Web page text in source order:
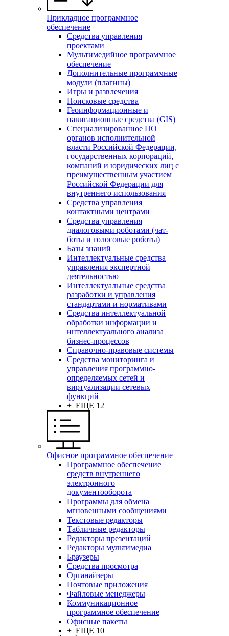
Прикладное программное
обеспечение
Средства управления
проектами
Мультимедийное программное
обеспечение
Дополнительные программные
модули (плагины)
Игры и развлечения
Поисковые средства
Геоинформационные и
навигационные средства (GIS)
Специализированное ПО
органов исполнительной
власти Российской Федерации,
государственных корпораций,
компаний и юридических лиц с
преимущественным участием
Российской Федерации для
внутреннего использования
Средства управления
контактными центрами
Средства управления
диалоговыми роботами (чат-
боты и голосовые роботы)
Базы знаний
Интеллектуальные средства
управления экспертной
деятельностью
Интеллектуальные средства
разработки и управления
стандартами и нормативами
Средства интеллектуальной
обработки информации и
интеллектуального анализа
бизнес-процессов
Справочно-правовые системы
Средства мониторинга и
управления программно-
определяемых сетей и
виртуализации сетевых
функций
+ ЕЩЕ 12
Офисное программное обеспечение
Программное обеспечение
средств внутреннего
электронного
документооборота
Программы для обмена
мгновенными сообщениями
Текстовые редакторы
Табличные редакторы
Редакторы презентаций
Редакторы мультимедиа
Браузеры
Средства просмотра
Органайзеры
Почтовые приложения
Файловые менеджеры
Коммуникационное
программное обеспечение
Офисные пакеты
+ ЕЩЕ 10